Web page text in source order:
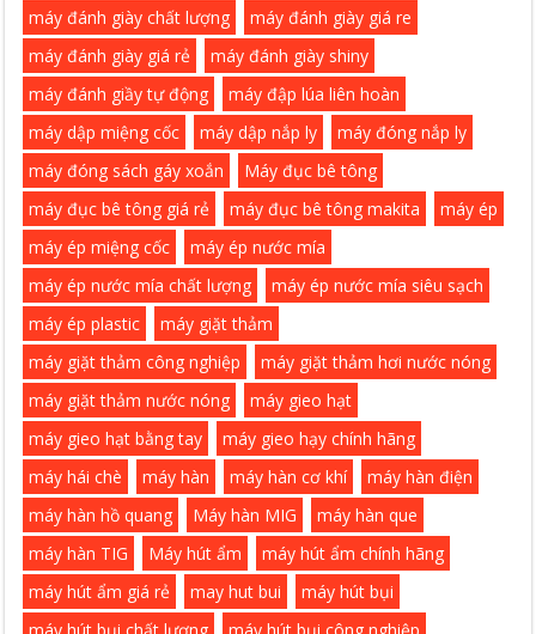
máy đánh giày chất lượng
máy đánh giày giá re
máy đánh giày giá rẻ
máy đánh giày shiny
máy đánh giầy tự động
máy đập lúa liên hoàn
máy dập miệng cốc
máy dập nắp ly
máy đóng nắp ly
máy đóng sách gáy xoắn
Máy đục bê tông
máy đục bê tông giá rẻ
máy đục bê tông makita
máy ép
máy ép miệng cốc
máy ép nước mía
máy ép nước mía chất lượng
máy ép nước mía siêu sạch
máy ép plastic
máy giặt thảm
máy giặt thảm công nghiệp
máy giặt thảm hơi nước nóng
máy giặt thảm nước nóng
máy gieo hạt
máy gieo hạt bằng tay
máy gieo hạy chính hãng
máy hái chè
máy hàn máy hàn cơ khí
máy hàn điện
máy hàn hồ quang
Máy hàn MIG
máy hàn que
máy hàn TIG
Máy hút ẩm
máy hút ẩm chính hãng
máy hút ẩm giá rẻ
may hut bui
máy hút bụi
máy hút bụi chất lượng
máy hút bụi công nghiệp